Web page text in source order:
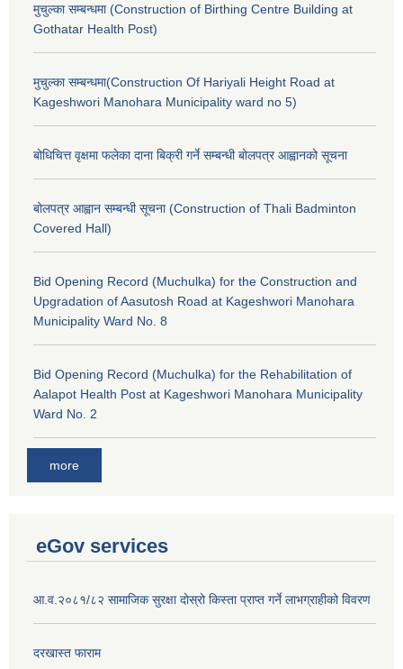
मुचुल्का सम्बन्धमा (Construction of Birthing Centre Building at
Gothatar Health Post)
मुचुल्का सम्बन्धमा(Construction Of Hariyali Height Road at
Kageshwori Manohara Municipality ward no 5)
बोधिचित्त वृक्षमा फलेका दाना बिक्री गर्ने सम्बन्धी बोलपत्र आह्वानको सूचना
बोलपत्र आह्वान सम्बन्धी सूचना (Construction of Thali Badminton
Covered Hall)
Bid Opening Record (Muchulka) for the Construction and
Upgradation of Aasutosh Road at Kageshwori Manohara
Municipality Ward No. 8
Bid Opening Record (Muchulka) for the Rehabilitation of
Aalapot Health Post at Kageshwori Manohara Municipality
Ward No. 2
more
eGov services
आ.व.२०८१/८२ सामाजिक सुरक्षा दोस्रो किस्ता प्राप्त गर्ने लाभग्राहीको विवरण
दरखास्त फाराम